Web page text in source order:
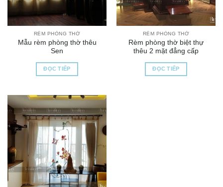
RÈM PHÒNG THỜ
Mẫu rèm phòng thờ thêu
Sen
ĐỌC TIẾP
RÈM PHÒNG THỜ
Rèm phòng thờ biệt thự
thêu 2 mặt đẳng cấp
ĐỌC TIẾP